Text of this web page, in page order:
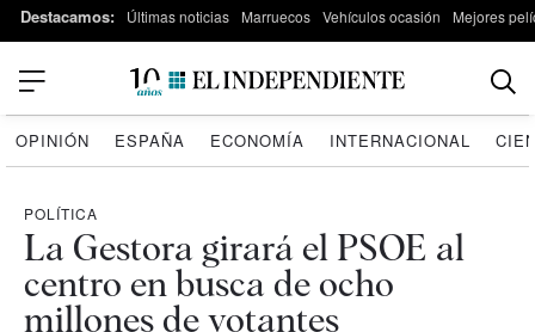
Destacamos: Últimas noticias Marruecos Vehículos ocasión Mejores
OPINIÓN ESPAÑA ECONOMÍA INTERNACIONAL
POLÍTICA
La Gestora girará el PSOE al
centro en busca de ocho
millones de votantes